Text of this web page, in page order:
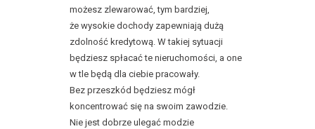
możesz zlewarować, tym bardziej,
że wysokie dochody zapewniają dużą
zdolność kredytową. W takiej sytuacji
będziesz spłacać te nieruchomości, a one
w tle będą dla ciebie pracowały.
Bez przeszkód będziesz mógł
koncentrować się na swoim zawodzie.
Nie jest dobrze ulegać modzie